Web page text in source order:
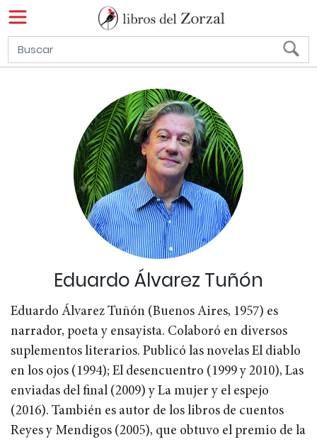
Eduardo Álvarez Tuñón
Eduardo Álvarez Tuñón (Buenos Aires, 1957) es
narrador, poeta y ensayista. Colaboró en diversos
suplementos literarios. Publicó las novelas El diablo
en los ojos (1994); El desencuentro (1999 y 2010), Las
enviadas del final (2009) y La mujer y el espejo
(2016). También es autor de los libros de cuentos
Reyes y Mendigos (2005), que obtuvo el premio de la